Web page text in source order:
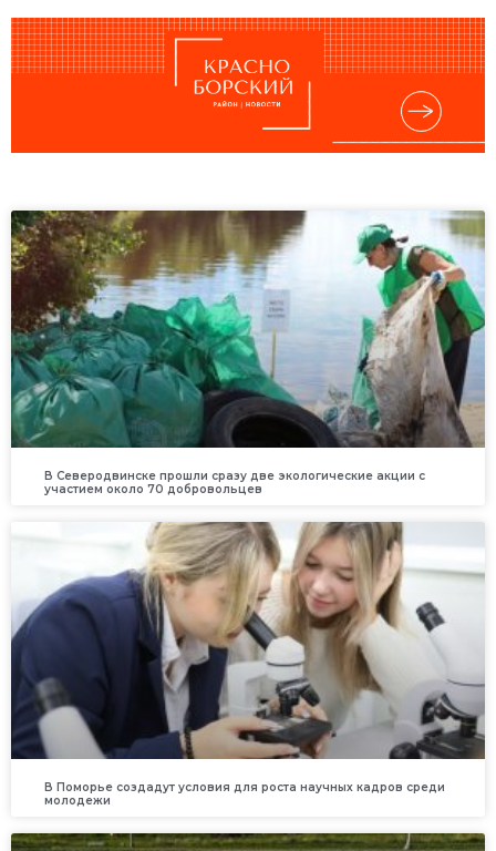
В Северодвинске прошли сразу две экологические акции с
участием около 70 добровольцев
В Поморье создадут условия для роста научных кадров среди
молодежи